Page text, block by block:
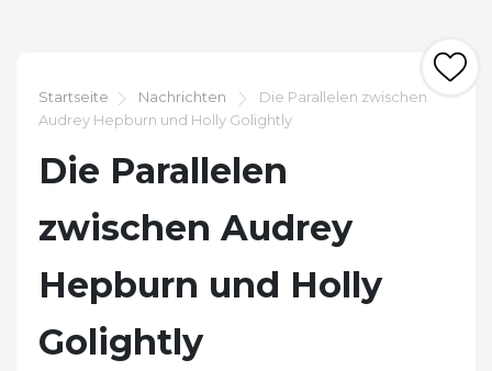
Startseite Nachrichten
Die Parallelen zwischen
Audrey Hepburn und Holly Golightly
Die Parallelen
zwischen Audrey
Hepburn und Holly
Golightly